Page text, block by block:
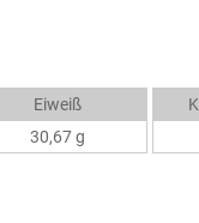
Eiweiß
30,67 g